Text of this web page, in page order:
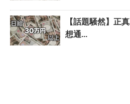
【話題騒然】正
想通...